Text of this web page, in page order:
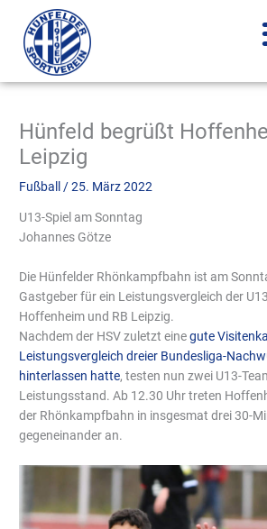
Inhalt
springen
Hünfeld begrüßt
Leipzig
Fußball /25. März 2022
U13-Spiel am Sonntag
Johannes Götze
Die Hünfelder Rhönkampfbahn ist am
Gastgeber für ein Leistungsvergleich der
Hoffenheim und RB Leipzig.
Nachdem der HSV zuletzt einegute
Leistungsvergleich dreier Bundesliga-
hinterlassen hatte, testen nun zwei U13-
Leistungsstand. Ab 12.30 Uhr treten
der Rhönkampfbahn in insgesmat drei 30-
gegeneinander an.